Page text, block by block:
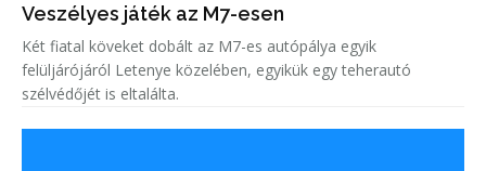
Veszélyes játék az M7-esen
Két fiatal köveket dobált az M7-es autópálya egyik
felüljárójáról Letenye közelében, egyikük egy teherautó
szélvédőjét is eltalálta.